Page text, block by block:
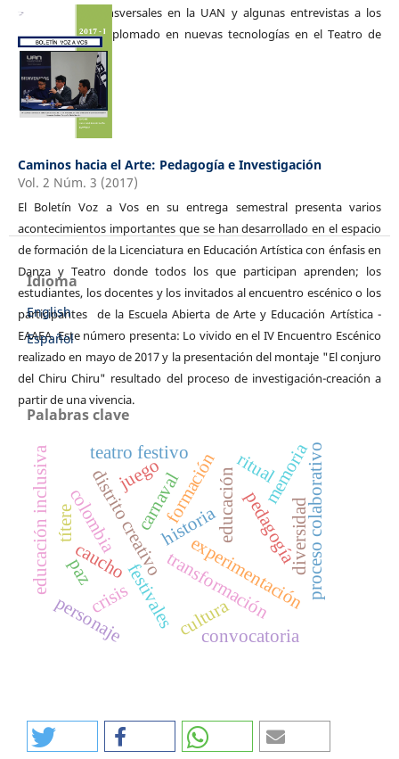
los Diálogos Transversales en la UAN y algunas entrevistas a los
profesores del Diplomado en nuevas tecnologías en el Teatro de
Títeres.
Caminos hacia el Arte: Pedagogía e Investigación
Vol. 2 Núm. 3 (2017)
El Boletín Voz a Vos en su entrega semestral presenta varios
acontecimientos importantes que se han desarrollado en el espacio
de formación de la Licenciatura en Educación Artística con énfasis en
Danza y Teatro donde todos los que participan aprenden; los
estudiantes, los docentes y los invitados al encuentro escénico o los
participantes de la Escuela Abierta de Arte y Educación Artística -
EAAEA. Este número presenta: Lo vivido en el IV Encuentro Escénico
realizado en mayo de 2017 y la presentación del montaje "El conjuro
del Chiru Chiru" resultado del proceso de investigación-creación a
partir de una vivencia.
Idioma
English
Español
Palabras clave
historia
festivales
distrito creativo pedagogía
caucho
crisis
formación
experimentaciónproceso colaborativo
transformación
educación
cultura
teatro festivo
carnaval
personaje
juego memoria
colombia
paz
ritual
títere diversidad
educación inclusiva
convocatoria